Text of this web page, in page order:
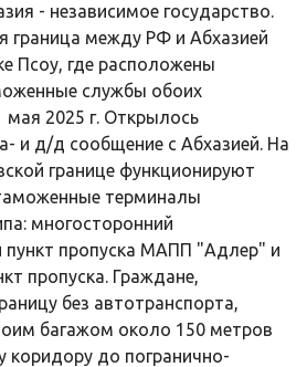
- независимое государство.
граница между РФ и Абхазией
Псоу, где расположены
службы обоих
мая 2025 г. Открылось
и д/д сообщение с Абхазией. На
границе функционируют
терминалы
многосторонний
пропуска МАПП "Адлер" и
пропуска. Граждане,
без автотранспорта,
багажом около 150 метров
коридору до погранично-